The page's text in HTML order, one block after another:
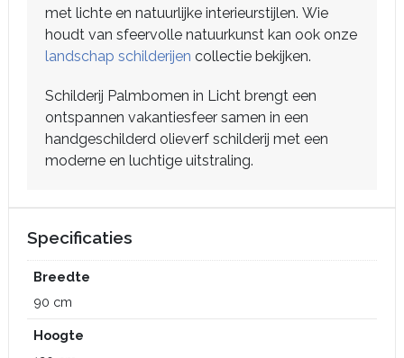
met lichte en natuurlijke interieurstijlen. Wie
houdt van sfeervolle natuurkunst kan ook onze
landschap schilderijen collectie bekijken.
Schilderij Palmbomen in Licht brengt een
ontspannen vakantiesfeer samen in een
handgeschilderd olieverf schilderij met een
moderne en luchtige uitstraling.
Specificaties
Breedte
90 cm
Hoogte